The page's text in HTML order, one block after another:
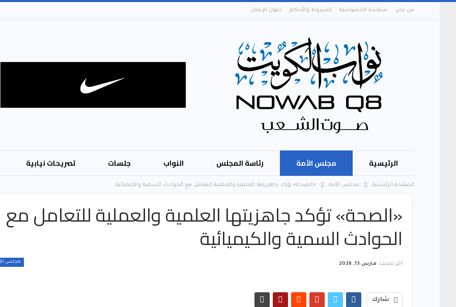
من نحن سياسة الخصوصية الشروط والأحكام حلول الإعلان
الرئيسية مجلس الأمة رئاسة المجلس النواب جلسات تصريحات نيابية
الصفحة الرئيسية مجلس الأمة «الصحة» تؤكد جاهزيتها العلمية والعملية للتعامل مع الحوادث السمية والكيميائية
«الصحة» تؤكد جاهزيتها العلمية والعملية للتعامل مع
الحوادث السمية والكيميائية
مجلس آخر تحديث مارس 13, 2026
شارك